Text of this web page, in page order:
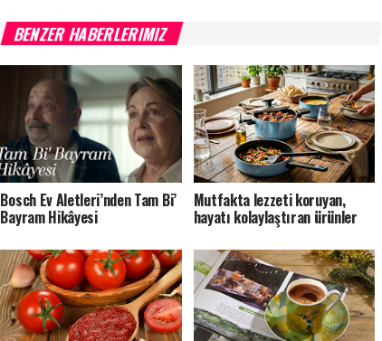
BENZER HABERLERIMIZ
Bosch Ev Aletleri’nden Tam Bi’
Bayram Hikâyesi
Mutfakta lezzeti koruyan,
hayatı kolaylaştıran ürünler